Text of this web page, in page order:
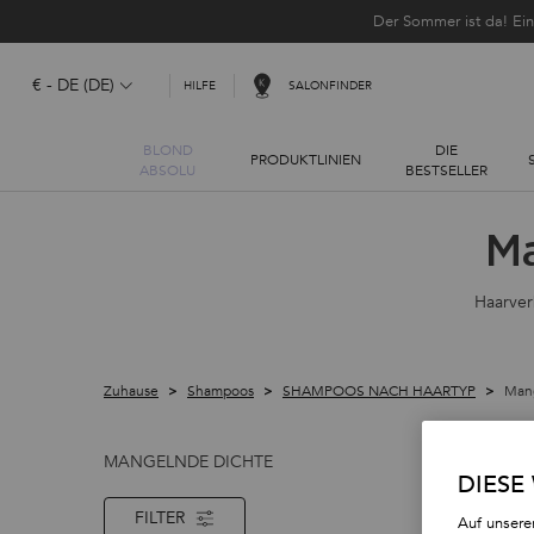
Der Sommer ist da!
€ - DE (DE) HILFE SALONFINDER
BLOND
ABSOLU
PRODUKTLINIEN
DIE
BESTSELLER
Zuhause Shampoos SHAMPOOS NACH HAARTYP
MANGELNDE DICHTE
FILTER
FILTERMENÜ
Auf